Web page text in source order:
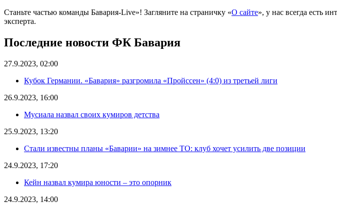
Станьте частью команды Бавария-Live»! Загляните на страничку «О сайте», у нас всегда есть
эксперта.
Последние новости ФК Бавария
27.9.2023, 02:00
Кубок Германии. «Бавария» разгромила «Пройссен» (4:0) из третьей лиги
26.9.2023, 16:00
Мусиала назвал своих кумиров детства
25.9.2023, 13:20
Стали известны планы «Баварии» на зимнее ТО: клуб хочет усилить две позиции
24.9.2023, 17:20
Кейн назвал кумира юности – это опорник
24.9.2023, 14:00